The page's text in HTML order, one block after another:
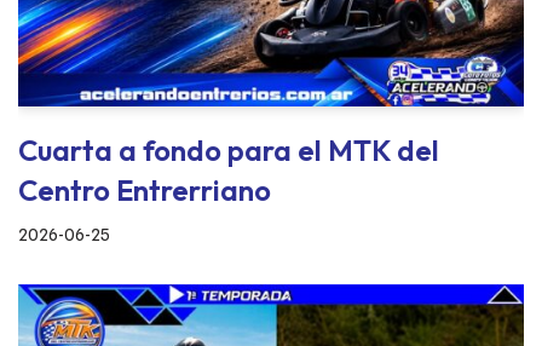
Cuarta a fondo para el MTK del
Centro Entrerriano
2026-06-25